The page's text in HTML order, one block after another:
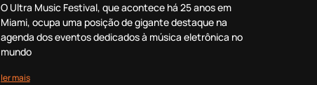
O Ultra Music Festival, que acontece há 25 anos em
Miami, ocupa uma posição de gigante destaque na
agenda dos eventos dedicados à música eletrônica no
mundo
ler mais